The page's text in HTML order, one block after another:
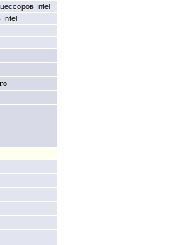
Intel
Intel